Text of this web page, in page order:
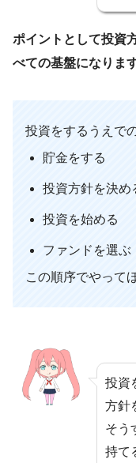
ポイントとして投資
べての基盤になります
投資をするうえで
貯金をする
投資方針を決め
投資を始める
ファンドを選ぶ
この順序でやって
投資
方針
そう
持て